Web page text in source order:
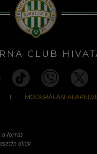
CLUB
MODERÁLÁSI
a forrás
aktív